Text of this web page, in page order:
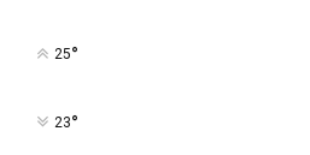
25°
23°